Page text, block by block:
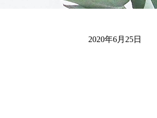
2020年6月25日